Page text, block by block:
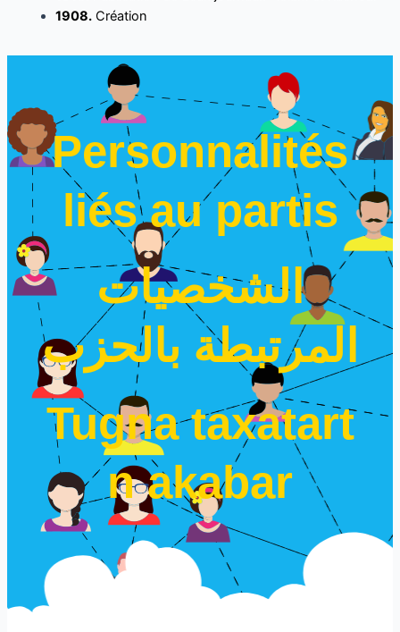
1908.Création
Personnalités
liés au partis
الشخصيات
المرتبطة بالحزب
Tugna taxatart
n akabar